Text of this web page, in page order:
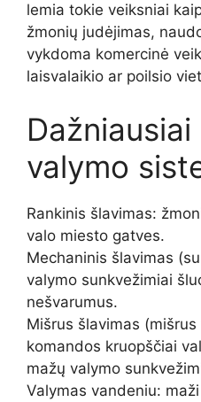
lemia tokie veiksniai
žmonių judėjimas,
vykdoma komercinė
laisvalaikio ar poilsio
valymo
Rankinis šlavimas:
valo miesto gatves.
Mechaninis šlavimas
valymo sunkvežimiai
nešvarumus.
Mišrus šlavimas
komandos kruopščiai
mažų valymo
Valymas vandeniu: